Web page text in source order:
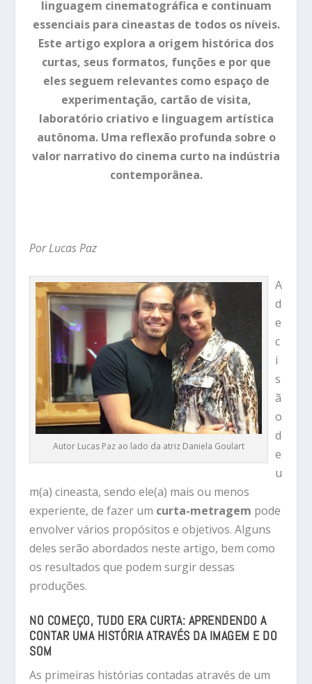
linguagem cinematográfica e continuam
essenciais para cineastas de todos os níveis.
Este artigo explora a origem histórica dos
curtas, seus formatos, funções e por que
eles seguem relevantes como espaço de
experimentação, cartão de visita,
laboratório criativo e linguagem artística
autônoma. Uma reflexão profunda sobre o
valor narrativo do cinema curto na indústria
contemporânea.
Por Lucas Paz
Autor Lucas Paz ao lado da atriz Daniela Goulart
A
d
e
c
i
s
ã
o
d
e
u
m(a) cineasta, sendo ele(a) mais ou menos
experiente, de fazer um curta-metragem pode
envolver vários propósitos e objetivos. Alguns
deles serão abordados neste artigo, bem como
os resultados que podem surgir dessas
produções.
NO COMEÇO, TUDO ERA CURTA: APRENDENDO A
CONTAR UMA HISTÓRIA ATRAVÉS DA IMAGEM E DO
SOM
As primeiras histórias contadas através de um